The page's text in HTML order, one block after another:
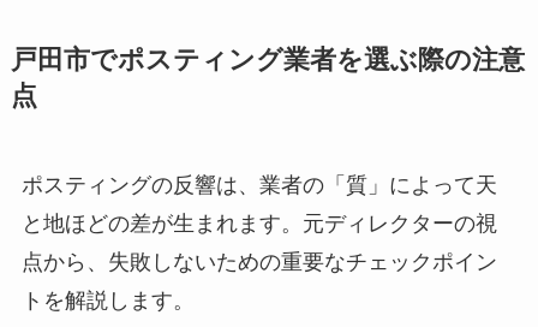
戸田市でポスティング業者を選ぶ際の注意
点
ポスティングの反響は、業者の「質」によって天
と地ほどの差が生まれます。元ディレクターの視
点から、失敗しないための重要なチェックポイン
トを解説します。